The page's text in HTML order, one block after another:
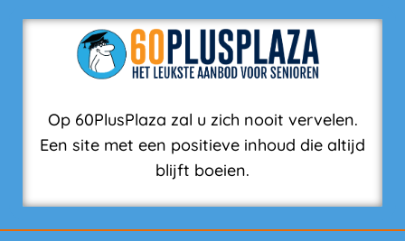
Op 60PlusPlaza zal u zich nooit vervelen.
Een site met een positieve inhoud die altijd
blijft boeien.